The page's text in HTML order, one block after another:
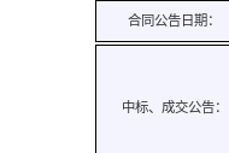
合同公告日期：
中标、成交公告：